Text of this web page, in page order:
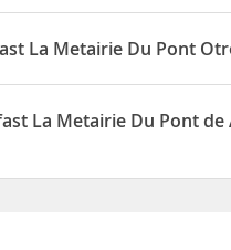
Du Pont está situado en 1
La Metairie Du Pont
Du Pont permite Otros
La Metairie Du Pont